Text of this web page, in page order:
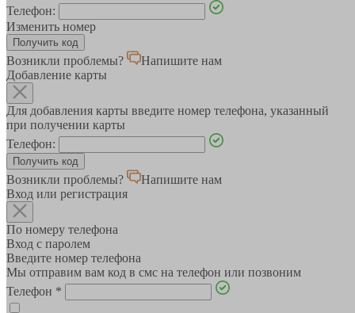
Телефон:
Изменить номер
Возникли проблемы?
Напишите нам
Добавление карты
Для добавления карты введите номер телефона, указанный
при получении карты
Телефон:
Возникли проблемы?
Напишите нам
Вход или регистрация
По номеру телефона
Вход с паролем
Введите номер телефона
Мы отправим вам код в смс на телефон или позвоним
Телефон *